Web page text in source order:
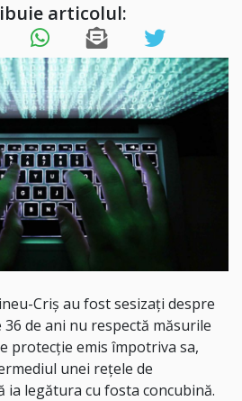
articolul:
Criș au fost sesizați despre
de ani nu respectă măsurile
protecție emis împotriva sa,
unei rețele de
ia legătura cu fosta concubină.